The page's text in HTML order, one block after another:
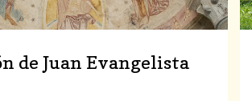
de Juan Evangelista